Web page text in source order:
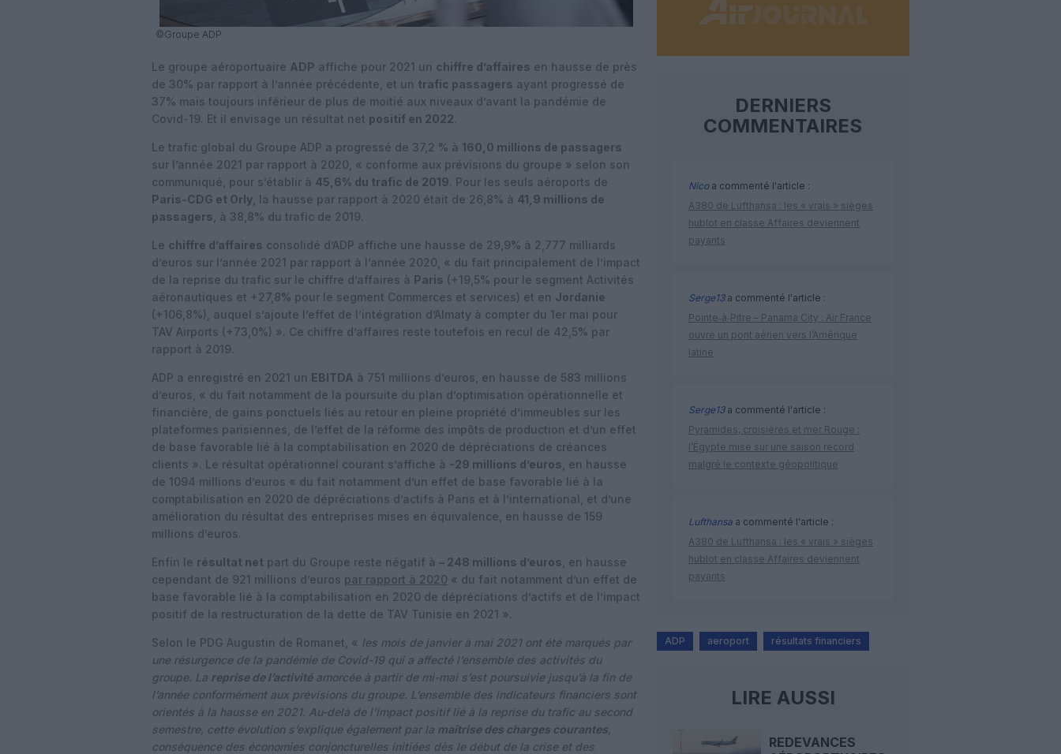
©Groupe ADP
Le groupe aéroportuaire ADP affiche pour 2021 un chiffre d’affaires en hausse de près
de 30% par rapport à l’année précédente, et un trafic passagers ayant progressé de
37% mais toujours inférieur de plus de moitié aux niveaux d’avant la pandémie de
Covid-19. Et il envisage un résultat net positif en 2022.
Le trafic global du Groupe ADP a progressé de 37,2 % à 160,0 millions de passagers
sur l’année 2021 par rapport à 2020, « conforme aux prévisions du groupe » selon son
communiqué, pour s’établir à 45,6% du trafic de 2019. Pour les seuls aéroports de
Paris-CDG et Orly , la hausse par rapport à 2020 était de 26,8% à 41,9 millions de
passagers , à 38,8% du trafic de 2019.
Le chiffre d’affaires consolidé d’ADP affiche une hausse de 29,9% à 2,777 milliards
d’euros sur l’année 2021 par rapport à l’année 2020, « du fait principalement de l’impact
de la reprise du trafic sur le chiffre d’affaires à Paris (+19,5% pour le segment Activités
aéronautiques et +27,8% pour le segment Commerces et services) et en Jordanie
(+106,8%), auquel s’ajoute l’effet de l’intégration d’Almaty à compter du 1er mai pour
TAV Airports (+73,0%) ». Ce chiffre d’affaires reste toutefois en recul de 42,5% par
rapport à 2019.
ADP a enregistré en 2021 un EBITDA à 751 millions d’euros, en hausse de 583 millions
d’euros, « du fait notamment de la poursuite du plan d’optimisation opérationnelle et
financière, de gains ponctuels liés au retour en pleine propriété d’immeubles sur les
plateformes parisiennes, de l’effet de la réforme des impôts de production et d’un effet
de base favorable lié à la comptabilisation en 2020 de dépréciations de créances
clients ». Le résultat opérationnel courant s’affiche à -29 millions d’euros , en hausse
de 1094 millions d’euros « du fait notamment d’un effet de base favorable lié à la
comptabilisation en 2020 de dépréciations d’actifs à Paris et à l’international, et d’une
amélioration du résultat des entreprises mises en équivalence, en hausse de 159
millions d’euros.
Enfin le résultat net part du Groupe reste négatif à – 248 millions d’euros , en hausse
cependant de 921 millions d’euros par rapport à 2020 « du fait notamment d’un effet de
base favorable lié à la comptabilisation en 2020 de dépréciations d’actifs et de l’impact
positif de la restructuration de la dette de TAV Tunisie en 2021 ».
Selon le PDG Augustin de Romanet, « les mois de janvier à mai 2021 ont été marqués par
une résurgence de la pandémie de Covid-19 qui a affecté l’ensemble des activités du
groupe. La reprise de l’activitéamorcée à partir de mi-mai s’est poursuivie jusqu’à la fin de
l’année conformément aux prévisions du groupe. L’ensemble des indicateurs financiers sont
orientés à la hausse en 2021. Au-delà de l’impact positif lié à la reprise du trafic au second
semestre, cette évolution s’explique également par la maîtrise des charges courantes
conséquence des économies conjoncturelles initiées dès le début de la crise et des
DERNIERS
COMMENTAIRES
Nicoa commenté l'article :
A380 de Lufthansa : les « vrais » sièges
hublot en classe Affaires deviennent
payants
Serge13a commenté l'article :
Pointe‑à‑Pitre – Panama City : Air France
ouvre un pont aérien vers l’Amérique
latine
Serge13a commenté l'article :
Pyramides, croisières et mer Rouge :
l’Égypte mise sur une saison record
malgré le contexte géopolitique
Lufthansa a commenté l'article :
A380 de Lufthansa : les « vrais » sièges
hublot en classe Affaires deviennent
payants
ADP aeroport résultats financiers
LIRE AUSSI
REDEVANCES